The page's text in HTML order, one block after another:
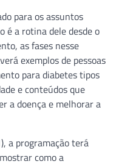
para os assuntos
é a rotina dele desde o
as fases nesse
exemplos de pessoas
para diabetes tipos
e conteúdos que
a doença e melhorar a
a programação terá
como a